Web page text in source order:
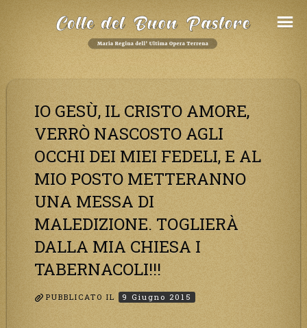
IO GESÙ, IL CRISTO AMORE,
VERRÒ NASCOSTO AGLI
OCCHI DEI MIEI FEDELI, E AL
MIO POSTO METTERANNO
UNA MESSA DI
MALEDIZIONE. TOGLIERÀ
DALLA MIA CHIESA I
TABERNACOLI!!!
PUBBLICATO IL 9 Giugno 2015